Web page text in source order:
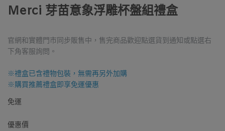
Merci 芽苗意象浮雕杯盤組禮盒
官網和實體門市同步販售中，售完商品歡迎點選貨到通知或點選右
下角客服詢問。
※禮盒已含禮物包裝，無需再另外加購
※購買推薦禮盒即享免運優惠
免運
優惠價